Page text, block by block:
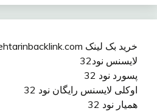
خرید بک لینک behtarinbacklink.com
لایسنس نود32
پسورد نود 32
اوکلی لایسنس رایگان نود 32
همیار نود 32